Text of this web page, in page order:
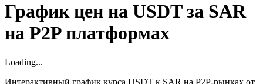
График цен на USDT за SAR
на P2P платформах
Loading...
Интерактивный график курса USDT к SAR на P2P-рынках от